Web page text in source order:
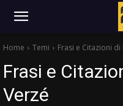
Home Temi Frasi e Citazioni di
Frasi e
Verzé